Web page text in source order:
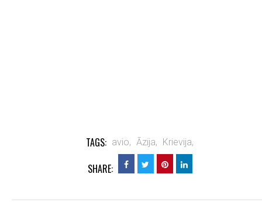
TAGS: avio, Āzija, Krievija,
SHARE: